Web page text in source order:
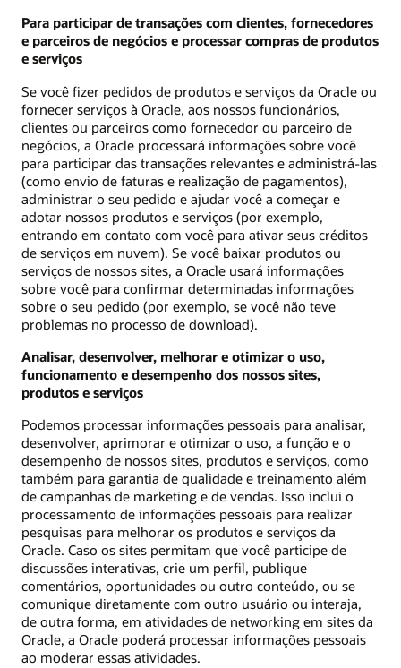
Para participar de transações com clientes, fornecedores
e parceiros de negócios e processar compras de produtos
e serviços
Se você fizer pedidos de produtos e serviços da Oracle ou
fornecer serviços à Oracle, aos nossos funcionários,
clientes ou parceiros como fornecedor ou parceiro de
negócios, a Oracle processará informações sobre você
para participar das transações relevantes e administrá-las
(como envio de faturas e realização de pagamentos),
administrar o seu pedido e ajudar você a começar e
adotar nossos produtos e serviços (por exemplo,
entrando em contato com você para ativar seus créditos
de serviços em nuvem). Se você baixar produtos ou
serviços de nossos sites, a Oracle usará informações
sobre você para confirmar determinadas informações
sobre o seu pedido (por exemplo, se você não teve
problemas no processo de download).
Analisar, desenvolver, melhorar e otimizar o uso,
funcionamento e desempenho dos nossos sites,
produtos e serviços
Podemos processar informações pessoais para analisar,
desenvolver, aprimorar e otimizar o uso, a função e o
desempenho de nossos sites, produtos e serviços, como
também para garantia de qualidade e treinamento além
de campanhas de marketing e de vendas. Isso inclui o
processamento de informações pessoais para realizar
pesquisas para melhorar os produtos e serviços da
Oracle. Caso os sites permitam que você participe de
discussões interativas, crie um perfil, publique
comentários, oportunidades ou outro conteúdo, ou se
comunique diretamente com outro usuário ou interaja,
de outra forma, em atividades de networking em sites da
Oracle, a Oracle poderá processar informações pessoais
ao moderar essas atividades.